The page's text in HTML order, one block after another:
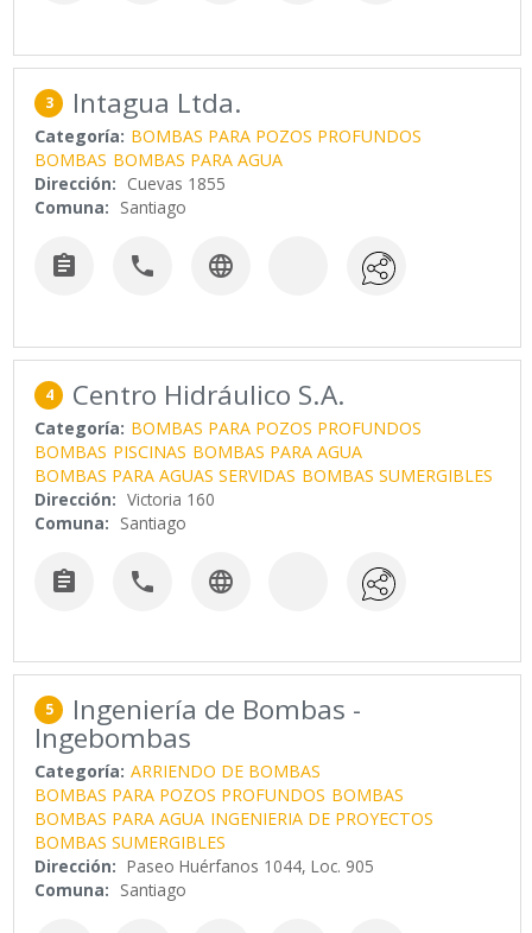
3 Intagua Ltda.
Categoría: BOMBAS PARA POZOS PROFUNDOS
BOMBAS BOMBAS PARA AGUA
Dirección: Cuevas 1855
Comuna: Santiago
  
4 Centro Hidráulico S.A.
Categoría: BOMBAS PARA POZOS PROFUNDOS
BOMBAS PISCINAS BOMBAS PARA AGUA
BOMBAS PARA AGUAS SERVIDAS BOMBAS SUMERGIBLES
Dirección: Victoria 160
Comuna: Santiago
  
5 Ingeniería de Bombas -
Ingebombas
Categoría: ARRIENDO DE BOMBAS
BOMBAS PARA POZOS PROFUNDOS BOMBAS
BOMBAS PARA AGUA INGENIERIA DE PROYECTOS
BOMBAS SUMERGIBLES
Dirección: Paseo Huérfanos 1044, Loc. 905
Comuna: Santiago